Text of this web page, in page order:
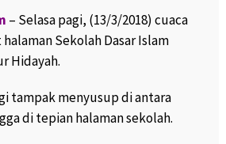
– Selasa pagi, (13/3/2018) cuaca
Sekolah Dasar Islam
Hidayah.
tampak menyusup di antara
di tepian halaman sekolah.